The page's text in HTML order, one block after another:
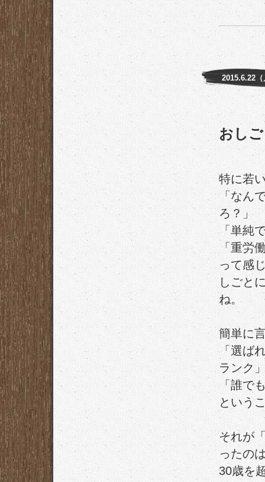
2015.6.22（
おし
特に若
「なん
ろ？」
「単純
「重労
って感
しごと
ね。
簡単に
「選ば
ランク
「誰で
という
それが
ったの
30歳を